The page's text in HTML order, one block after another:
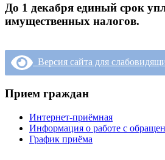
До 1 декабря единый срок
имущественных налогов.
Версия сайта для
Прием граждан
Интернет-приёмная
Информация о работе с
График приёма